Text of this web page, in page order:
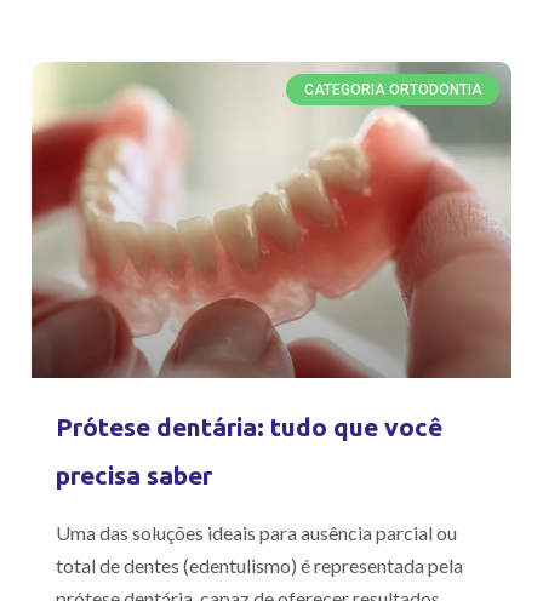
CATEGORIA ORTODONTIA
Prótese dentária: tudo que você
precisa saber
Uma das soluções ideais para ausência parcial ou
total de dentes (edentulismo) é representada pela